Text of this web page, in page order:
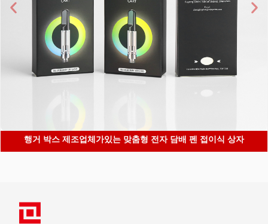
행거 박스 제조업체가있는 맞춤형 전자 담배 펜 접이식 상자